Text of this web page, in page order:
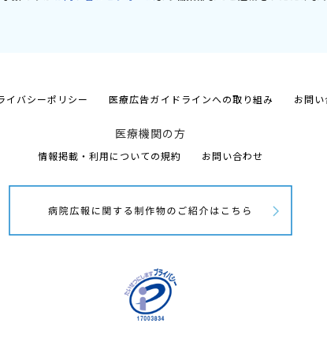
イバシーポリシー 医療広告ガイドラインへの取り組み お問
医療機関の方
情報掲載・利用についての規約 お問い合わせ